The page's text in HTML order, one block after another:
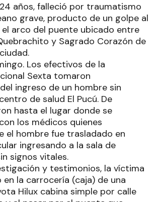
años, falleció por traumatismo
grave, producto de un golpe al
arco del puente ubicado entre
y Sagrado Corazón de
Los efectivos de la
Sexta tomaron
ingreso de un hombre sin
de salud El Pucú. De
hasta el lugar donde se
los médicos quienes
el hombre fue trasladado en
ingresando a la sala de
signos vitales.
y testimonios, la víctima
en la carrocería (caja) de una
Hilux cabina simple por calle